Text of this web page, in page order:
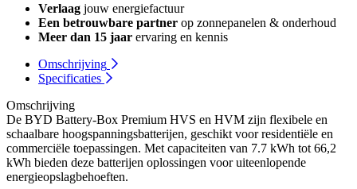
Verlaag jouw energiefactuur
Een betrouwbare partner op zonnepanelen & onderhoud
Meer dan 15 jaar ervaring en kennis
Omschrijving
Specificaties
Omschrijving
De BYD Battery-Box Premium HVS en HVM zijn flexibele en
schaalbare hoogspanningsbatterijen, geschikt voor residentiële en
commerciële toepassingen. Met capaciteiten van 7.7 kWh tot 66,2
kWh bieden deze batterijen oplossingen voor uiteenlopende
energieopslagbehoeften.